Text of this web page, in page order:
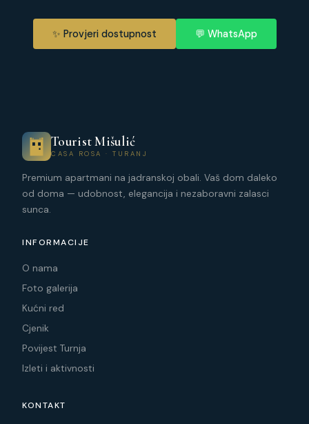
✨ Provjeri dostupnost 💬 WhatsApp
Tourist Mišulić
CASA ROSA · TURANJ
Premium apartmani na jadranskoj obali. Vaš dom daleko
od doma — udobnost, elegancija i nezaboravni zalasci
sunca.
INFORMACIJE
O nama
Foto galerija
Kućni red
Cjenik
Povijest Turnja
Izleti i aktivnosti
KONTAKT